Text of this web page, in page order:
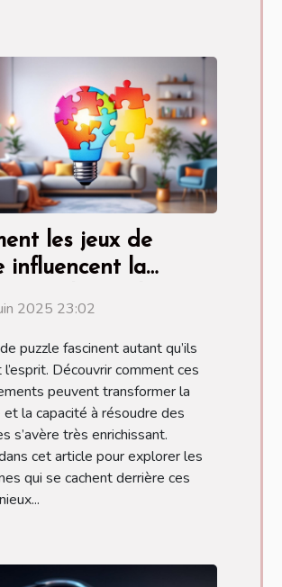
les jeux de
influencent la
2025 23:02
puzzle fascinent autant qu’ils
Découvrir comment ces
peuvent transformer la
la capacité à résoudre des
s’avère très enrichissant.
cet article pour explorer les
qui se cachent derrière ces